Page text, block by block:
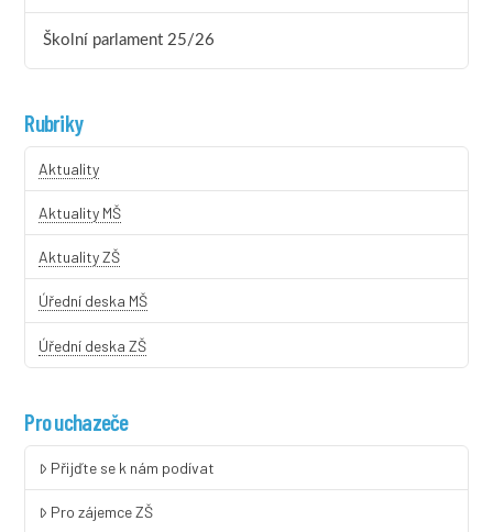
Školní parlament 25/26
Rubriky
Aktuality
Aktuality MŠ
Aktuality ZŠ
Úřední deska MŠ
Úřední deska ZŠ
Pro uchazeče
Přijďte se k nám podívat
Pro zájemce ZŠ